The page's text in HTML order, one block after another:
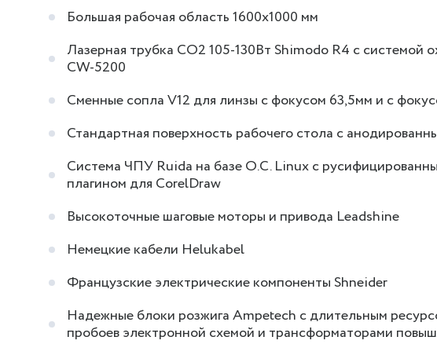
Большая рабочая область 1600х1000 мм
Лазерная трубка CO2 105-130Вт Shimodo R4 c системой
CW-5200
Сменные сопла V12 для линзы с фокусом 63,5мм и с
Стандартная поверхность рабочего стола с
Система ЧПУ Ruida на базе О.С. Linux с
плагином для CorelDraw
Высокоточные шаговые моторы и привода Leadshine
Немецкие кабели Helukabel
Французские электрические компоненты Shneider
Надежные блоки розжига Ampetech с длительным
пробоев электронной схемой и трансформаторами